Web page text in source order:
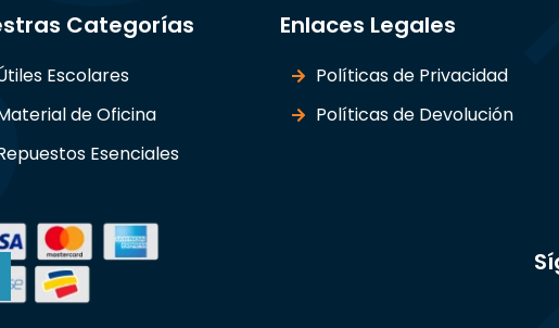
Categorías
Escolares
de Oficina
Esenciales
Enlaces Legales
Políticas de Privacidad
Políticas de Devolución